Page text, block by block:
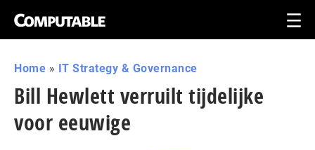
Home » IT Strategy & Governance
Bill Hewlett verruilt tijdelijke
voor eeuwige